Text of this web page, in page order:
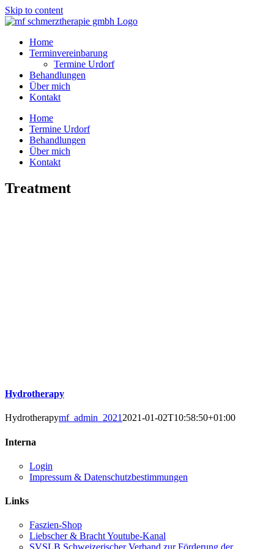
Skip to content
Home
Terminvereinbarung
Termine Urdorf
Behandlungen
Über mich
Kontakt
Home
Termine Urdorf
Behandlungen
Über mich
Kontakt
Treatment
Hydrotherapy
Hydrotherapymf_admin_2021 2021-01-02T10:58:50+01:00
Interna
Login
Impressum & Datenschutzbestimmungen
Links
Faszien-Shop
Liebscher & Bracht Youtube-Kanal